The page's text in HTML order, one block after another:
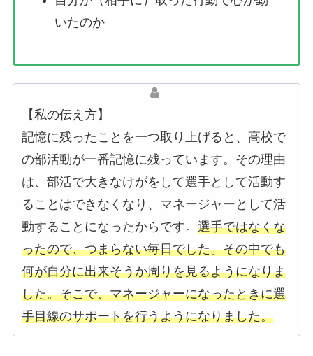
いたのか
【私の伝え方】
記憶に残ったことを一つ取り上げると、高校で
の部活動が一番記憶に残っています。その理由
は、部活で大きなけがをして選手として活動す
ることはできなくなり、マネージャーとして活
動することになったからです。 選手ではなくな
ったので、つまらない毎日でした。その中でも
何が自分に出来そうか周りを見るようになりま
した。そこで、マネージャーになったときに選
手目線のサポートを行うようになりました。